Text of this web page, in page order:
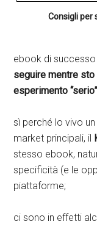
Consigli per
ebook di
seguire mentre
esperimento
sì perché lo vivo
market principali, il
stesso ebook,
specificità (e le
piattaforme;
ci sono in effetti